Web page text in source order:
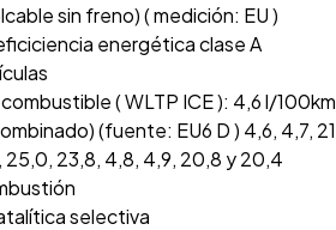
sin freno) ( medición: EU )
energética clase A
( WLTP ICE ): 4,6 l/
(fuente: EU6 D ) 4,6, 4,7,
25,0, 23,8, 4,8, 4,9, 20,8 y 20,4
selectiva